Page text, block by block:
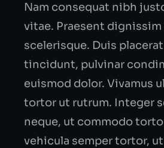
Nam consequat nibh
vitae. Praesent dignissim
scelerisque. Duis
tincidunt, pulvinar
euismod dolor. Vivamus
tortor ut rutrum. Integer
neque, ut commodo
vehicula semper tortor,